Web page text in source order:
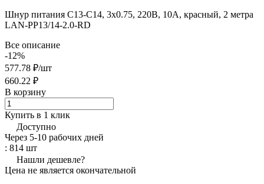
Шнур питания C13-C14, 3х0.75, 220В, 10А, красный, 2 метра
LAN-PP13/14-2.0-RD
Все описание
-12%
577.78 ₽/шт
660.22 ₽
В корзину
Купить в 1 клик
Доступно
Через 5-10 рабочих дней
: 814 шт
Нашли дешевле?
Цена не является окончательной